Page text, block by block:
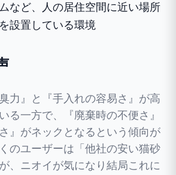
など、人の居住空間に近い場所
設置している環境
力』と『手入れの容易さ』が高
る一方で、『廃棄時の不便さ』
』がネックとなるという傾向が
のユーザーは「他社の安い猫砂
、ニオイが気になり結局これに